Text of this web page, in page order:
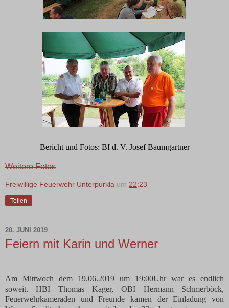
Bericht und Fotos: BI d. V. Josef Baumgartner
Weitere Fotos
Freiwillige Feuerwehr Unterpurkla um 22:23
Teilen
20. JUNI 2019
Feiern mit Karin und Werner
Am Mittwoch dem 19.06.2019 um 19:00Uhr war es endlich
soweit. HBI Thomas Kager, OBI Hermann Schmerböck,
Feuerwehrkameraden und Freunde kamen der Einladung von